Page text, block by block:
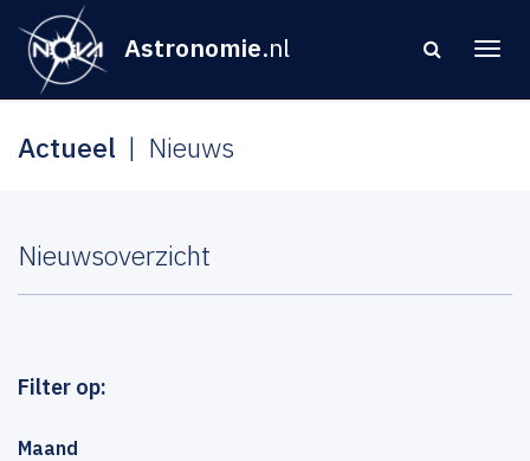
Astronomie.nl
Actueel Nieuws
Nieuwsoverzicht
Filter op:
Maand